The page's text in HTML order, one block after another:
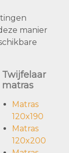
manier
Twijfelaar
matras
Matras
120x190
Matras
120x200